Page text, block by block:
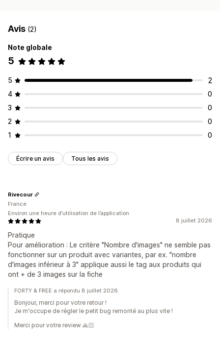
Avis (2)
Note globale
5
5
2
4
0
3
0
2
0
1
0
Écrire un avis Tous les avis
8 juillet 2026
Pratique
Pour amélioration : Le critère "Nombre d'images" ne semble pas
fonctionner sur un produit avec variantes, par ex. "nombre
d'images inférieur à 3" applique aussi le tag aux produits qui
ont + de 3 images sur la fiche
Rivecour
France
Environ une heure d’utilisation de l’application
FORTY & FREE a répondu 8 juillet 2026
Bonjour, merci pour votre retour !
Je m'occupe de régler le petit bug remonté au plus vite !
Merci pour votre review 🙏🏻